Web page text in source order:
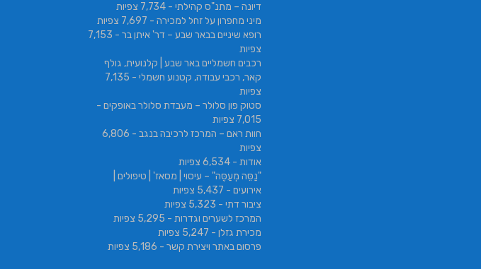
דיונה – מתנ"ס קהילתי - 7,734 צפיות
מיני מחפרון על זחל למכירה - 7,697 צפיות
רופא שיניים בבאר שבע – דר' איתן בר
- 7,153
צפיות
רכבים חשמליים באר שבע | קלנועית, גולף
קאר, רכבי עבודה, קטנוע חשמלי
- 7,135
צפיות
סטוק פון סלולר – מעבדת סלולר באופקים -
7,015 צפיות
חוות ראם – המרכז לרכיבה בנגב
- 6,806
צפיות
אודות - 6,534 צפיות
"נַסֵּה מְעַסֶּה" – עיסוי | מסאז' | טיפולים |
אירועים - 5,437 צפיות
ציבור דתי - 5,323 צפיות
המרכז לשערים וגדרות - 5,295 צפיות
מכירת גזלן - 5,247 צפיות
פרסום באתר ויצירת קשר - 5,186 צפיות